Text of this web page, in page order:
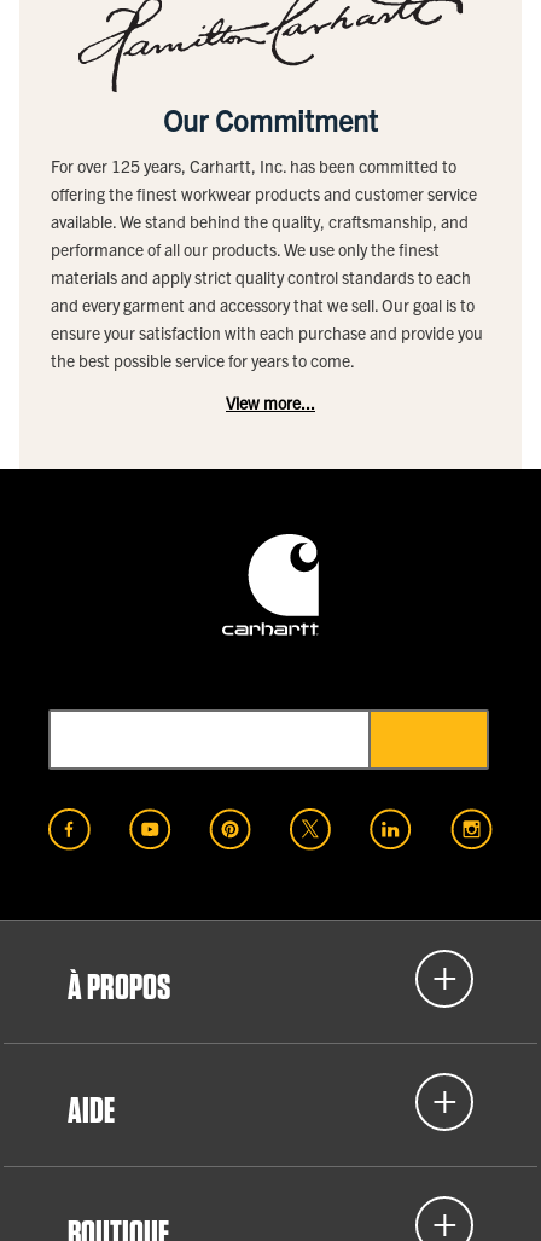
Our Commitment
For over 125 years, Carhartt, Inc. has been committed to
offering the finest workwear products and customer service
available. We stand behind the quality, craftsmanship, and
performance of all our products. We use only the finest
materials and apply strict quality control standards to each
and every garment and accessory that we sell. Our goal is to
ensure your satisfaction with each purchase and provide you
the best possible service for years to come.
View more...
À PROPOS
AIDE